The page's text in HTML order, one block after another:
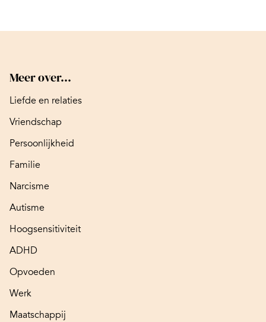
Meer over...
Liefde en relaties
Vriendschap
Persoonlijkheid
Familie
Narcisme
Autisme
Hoogsensitiviteit
ADHD
Opvoeden
Werk
Maatschappij